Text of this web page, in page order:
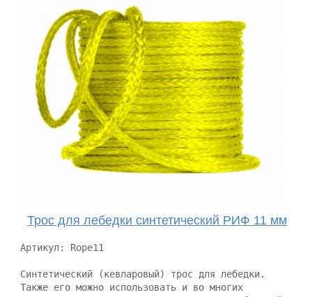
Трос для лебедки синтетический РИФ 11 мм
Артикул: Rope11
Синтетический (кевларовый) трос для лебедки.
Также его можно использовать и во многих